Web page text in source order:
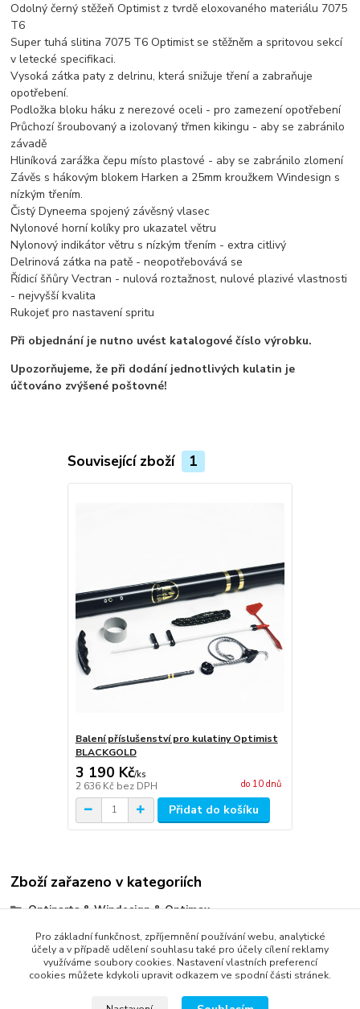
Odolný černý stěžeň Optimist z tvrdě eloxovaného materiálu 7075
T6
Super tuhá slitina 7075 T6 Optimist se stěžněm a spritovou sekcí
v letecké specifikaci.
Vysoká zátka paty z delrinu, která snižuje tření a zabraňuje
opotřebení.
Podložka bloku háku z nerezové oceli - pro zamezení opotřebení
Průchozí šroubovaný a izolovaný třmen kikingu - aby se zabránilo
závadě
Hliníková zarážka čepu místo plastové - aby se zabránilo zlomení
Závěs s hákovým blokem Harken a 25mm kroužkem Windesign s
nízkým třením.
Čistý Dyneema spojený závěsný vlasec
Nylonové horní kolíky pro ukazatel větru
Nylonový indikátor větru s nízkým třením - extra citlivý
Delrinová zátka na patě - neopotřebovává se
Řídicí šňůry Vectran - nulová roztažnost, nulové plazivé vlastnosti
- nejvyšší kvalita
Rukojeť pro nastavení spritu
Při objednání je nutno uvést katalogové číslo výrobku.
Upozorňujeme, že při dodání jednotlivých kulatin je
účtováno zvýšené poštovné!
Související zboží 1
Balení příslušenství pro kulatiny Optimist
BLACKGOLD
3 190 Kč/ks
2 636 Kč bez DPH do 10 dnů
Přidat do košíku
Zboží zařazeno v kategoriích
Optiparts & Windesign & Optimax
Kulatina - stěžně, ráhna, sprity - sady a příslušenství
Pro základní funkčnost, zpříjemnění používání webu, analytické
účely a v případě udělení souhlasu také pro účely cílení reklamy
využíváme soubory cookies. Nastavení vlastních preferencí
cookies můžete kdykoli upravit odkazem ve spodní části stránek.